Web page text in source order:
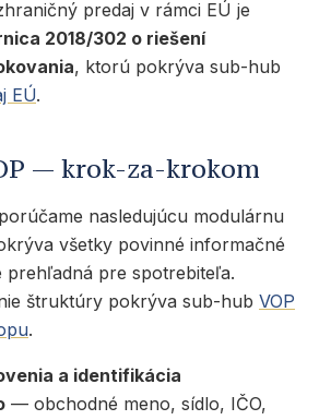
predaj v rámci EÚ je
2018/302 o riešení
, ktorú pokrýva sub-hub
EÚ.
— krok-za-krokom
nasledujúcu modulárnu
všetky povinné informačné
prehľadná pre spotrebiteľa.
štruktúry pokrýva sub-hub VOP
.
a identifikácia
— obchodné meno, sídlo, IČO,